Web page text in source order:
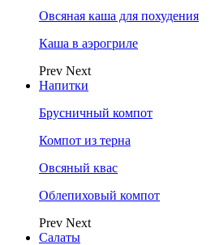
Овсяная каша для похудения
Каша в аэрогриле
Prev Next
Напитки
Брусничный компот
Компот из терна
Овсяный квас
Облепиховый компот
Prev Next
Салаты